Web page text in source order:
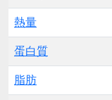
熱量
蛋白質
脂肪